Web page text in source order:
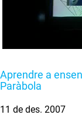
Aprendre a
Paràbola
11 de des. 2007